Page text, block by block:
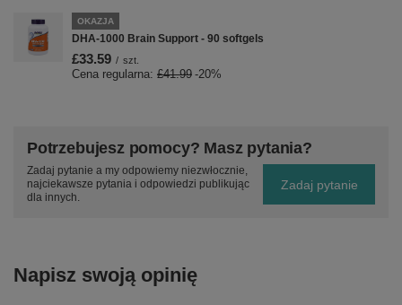
OKAZJA
DHA-1000 Brain Support - 90 softgels
£33.59 / szt.
Cena regularna: £41.99 -20%
Potrzebujesz pomocy? Masz pytania?
Zadaj pytanie a my odpowiemy niezwłocznie,
najciekawsze pytania i odpowiedzi publikując
dla innych.
Zadaj pytanie
Napisz swoją opinię